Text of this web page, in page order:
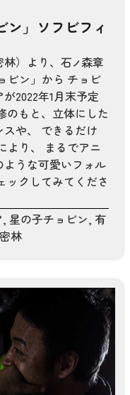
ン」ソフビフィ
林）より、石ノ森章
ビン」から チョビ
2022年1月末予定
のもと、立体にした
や、 できるだけ
より、 まるでアニ
うな可愛いフォル
ックしてみてくださ
, 星の子チョビン, 有
林